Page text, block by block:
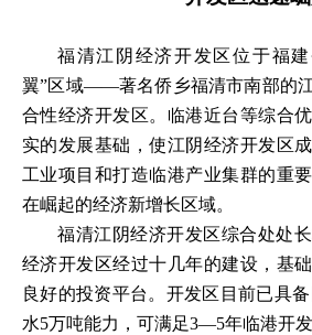
福清江阴经济开发区位于福
翼”区域——著名侨乡福清市南部的
合性经济开发区。临港近台等综合
实的发展基础，使江阴经济开发区
工业项目和打造临港产业集群的重
在崛起的经济新增长区域。
福清江阴经济开发区综合处处
经济开发区经过十几年的建设，基
良好的投资平台。开发区目前已具
水5万吨能力，可满足3—5年临港开